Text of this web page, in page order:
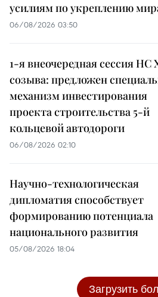
усилиям по укреплению
06/08/2026 03:50
1-я внеочередная сессия НС
созыва: предложен
механизм инвестирования
проекта строительства 5-й
кольцевой автодороги
06/08/2026 02:10
Научно-технологическая
дипломатия способствует
формированию потенциала
национального развития
05/08/2026 18:04
Загрузить